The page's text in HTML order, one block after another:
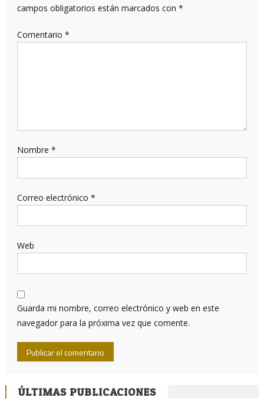
campos obligatorios están marcados con *
Comentario *
Nombre *
Correo electrónico *
Web
Guarda mi nombre, correo electrónico y web en este
navegador para la próxima vez que comente.
ÚLTIMAS PUBLICACIONES